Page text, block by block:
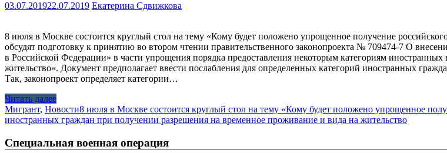
03.07.201922.07.2019 Екатерина Сдвижкова
8 июля в Москве состоится круглый стол на тему «Кому будет положено упрощенное получение
обсудят подготовку к принятию во втором чтении правительственного законопроекта № 709474-7 О
в Российской Федерации» в части упрощения порядка предоставления некоторым категориям
жительство». Документ предполагает ввести послабления для определенных категорий иностранных
Так, законопроект определяет категории…
Читать далее
Мигрант, Новости8 июля в Москве состоится круглый стол на тему «Кому будет положено упрощенное
иностранных граждан при получении разрешения на временное проживание и вида на жительство
Специальная военная операция